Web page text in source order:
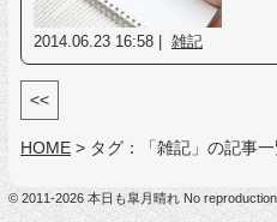
2014.06.23 16:58 | 雑記
<<
HOME > タグ：「雑記」の記事
© 2011-2026 本日も皐月晴れ No